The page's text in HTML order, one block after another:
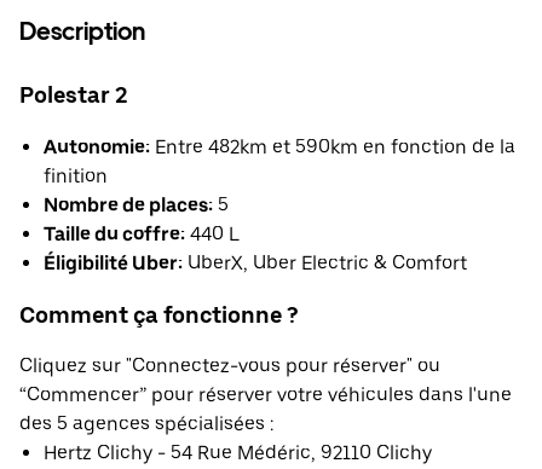
Description
Polestar 2
Autonomie: Entre 482km et 590km en fonction de la
finition
Nombre de places: 5
Taille du coffre: 440 L
Éligibilité Uber: UberX, Uber Electric & Comfort
Comment ça fonctionne ?
Cliquez sur "Connectez-vous pour réserver" ou
“Commencer” pour réserver votre véhicules dans l'une
des 5 agences spécialisées :
Hertz Clichy - 54 Rue Médéric, 92110 Clichy